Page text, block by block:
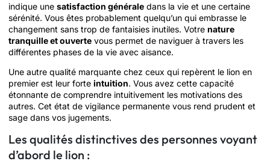
indique une satisfaction générale dans la vie et une certaine
sérénité. Vous êtes probablement quelqu’un qui embrasse le
changement sans trop de fantaisies inutiles. Votre nature
tranquille et ouverte vous permet de naviguer à travers les
différentes phases de la vie avec aisance.
Une autre qualité marquante chez ceux qui repèrent le lion en
premier est leur forte intuition. Vous avez cette capacité
étonnante de comprendre intuitivement les motivations des
autres. Cet état de vigilance permanente vous rend prudent et
sage dans vos jugements.
Les qualités distinctives des personnes voyant
d’abord le lion :